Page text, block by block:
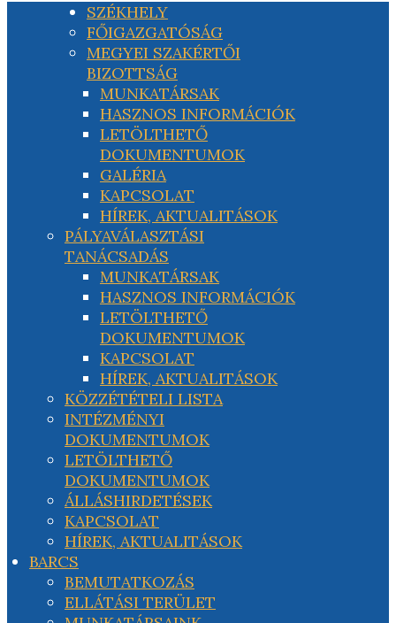
SZÉKHELY
FŐIGAZGATÓSÁG
MEGYEI SZAKÉRTŐI
BIZOTTSÁG
MUNKATÁRSAK
HASZNOS INFORMÁCIÓK
LETÖLTHETŐ
DOKUMENTUMOK
GALÉRIA
KAPCSOLAT
HÍREK, AKTUALITÁSOK
PÁLYAVÁLASZTÁSI
TANÁCSADÁS
MUNKATÁRSAK
HASZNOS INFORMÁCIÓK
LETÖLTHETŐ
DOKUMENTUMOK
KAPCSOLAT
HÍREK, AKTUALITÁSOK
KÖZZÉTÉTELI LISTA
INTÉZMÉNYI
DOKUMENTUMOK
LETÖLTHETŐ
DOKUMENTUMOK
ÁLLÁSHIRDETÉSEK
KAPCSOLAT
HÍREK, AKTUALITÁSOK
BARCS
BEMUTATKOZÁS
ELLÁTÁSI TERÜLET